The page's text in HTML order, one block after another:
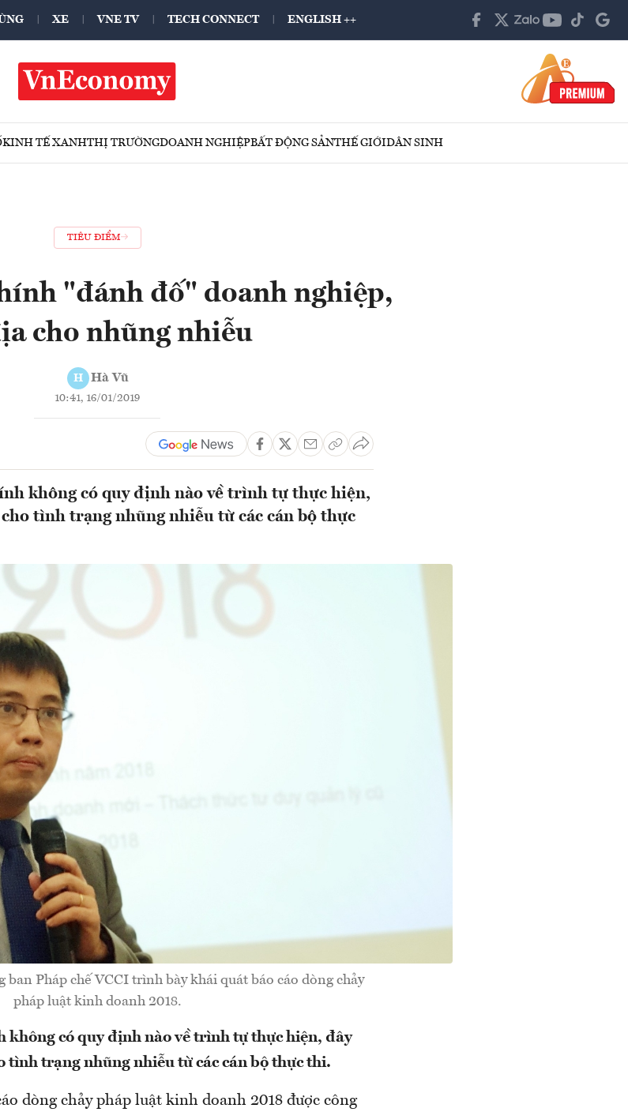
XE VNE TV TECH CONNECT ENGLISH ++
KINH TẾ XANHTHỊ TRƯỜNGDOANH NGHIỆPBẤT ĐỘNG SẢNTHẾ GIỚIDÂN SINH
TIÊU ĐIỂM
"đánh đố" doanh nghiệp,
cho nhũng nhiễu
H Hà Vũ
10:41, 16/01/2019
không có quy định nào về trình tự thực hiện,
tình trạng nhũng nhiễu từ các cán bộ thực
Pháp chế VCCI trình bày khái quát báo cáo dòng chảy
pháp luật kinh doanh 2018.
không có quy định nào về trình tự thực hiện, đây
tình trạng nhũng nhiễu từ các cán bộ thực thi.
dòng chảy pháp luật kinh doanh 2018 được công